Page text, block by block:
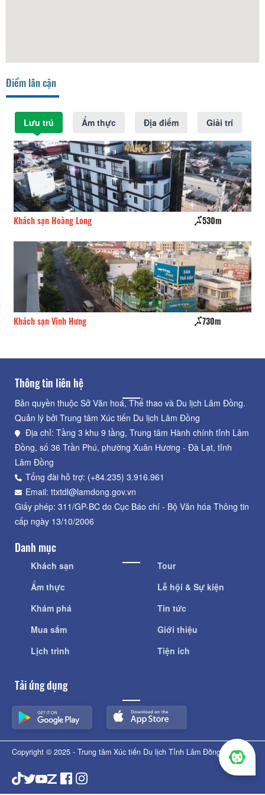
Điểm lân cận
Lưu trú Ẩm thực Địa điểm Giải trí
Khách sạn Hoàng Long 530m
Khách sạn Vĩnh Hưng 730m
Thông tin liên hệ
Bản quyền thuộc Sở Văn hoá, Thể thao và Du lịch Lâm Đồng.
Quản lý bởi Trung tâm Xúc tiến Du lịch Lâm Đồng
Địa chỉ: Tầng 3 khu 9 tầng, Trung tâm Hành chính tỉnh Lâm
Đồng, số 36 Trần Phú, phường Xuân Hương - Đà Lạt, tỉnh
Lâm Đồng
Tổng đài hỗ trợ: (+84.235) 3.916.961
Email: ttxtdl@lamdong.gov.vn
Giấy phép: 311/GP-BC do Cục Báo chí - Bộ Văn hóa Thông tin
cấp ngày 13/10/2006
Danh mục
Khách sạn
Ẩm thực
Khám phá
Mua sắm
Lịch trình
Tour
Lễ hội & Sự kiện
Tin tức
Giới thiệu
Tiện ích
Tải ứng dụng
Copyright © 2025 - Trung tâm Xúc tiến Du lịch Tỉnh Lâm Đồng